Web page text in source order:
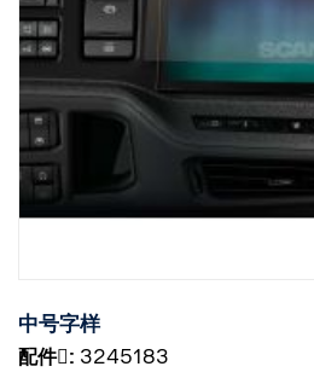
中号字样
配件􀌸: 3245183